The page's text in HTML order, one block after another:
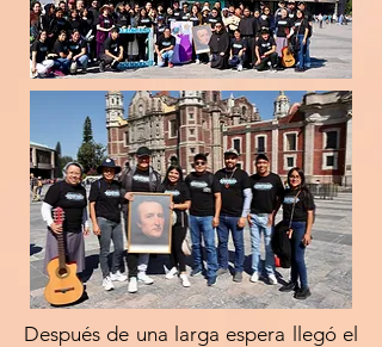
Después de una larga espera llegó el